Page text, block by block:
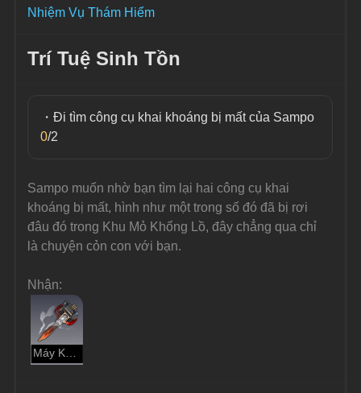
Nhiệm Vụ Thám Hiểm
Trí Tuệ Sinh Tồn
・Đi tìm công cụ khai khoáng bị mất của Sampo
0/2
Sampo muốn nhờ bạn tìm lại hai công cụ khai
khoáng bị mất, hình như một trong số đó đã bị rơi
đâu đó trong Khu Mỏ Khổng Lồ, đây chẳng qua chỉ
là chuyện cỏn con với bạn.
Nhận:
Máy Khai Khoáng Chạy Bằng Nhiệt